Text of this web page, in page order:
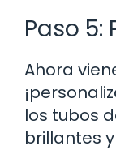
Paso 5:
Ahora
los tubos
brillantes